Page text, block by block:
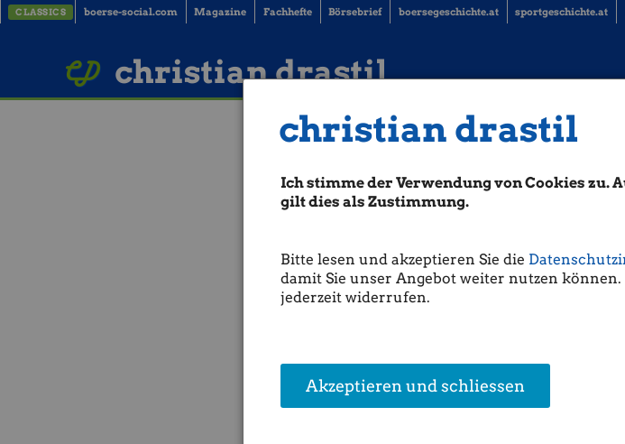
christian drastil
Ich stimme der Verwendung von Cookies zu.
gilt dies als Zustimmung.
Bitte lesen und akzeptieren Sie die
damit Sie unser Angebot weiter nutzen
jederzeit widerrufen.
Akzeptieren und schliessen
CLASSICS boerse-social.com Magazine Fachhefte Börsebrief boersegeschichte.at sportgeschichte.at
christian drastil
Börsegeschichte 17.10.: VIG,
(Börse Geschichte)
Gleichbleibende Serie in Tagen:
17.10.1997:Porr:Längste gleichbleibende Serie: 13 Tage (endete
Bisher gab es an einem17. Oktober 24 Handelstageim ATX TR,
ATX TR-Durchschnittsperformanceam 17.10. beträgt
statt, der schlechteste 17.10. im Jahr 2008 mit